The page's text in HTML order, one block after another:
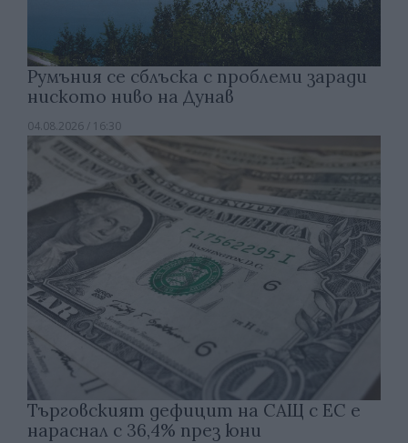
Румъния се сблъска с проблеми заради
ниското ниво на Дунав
04.08.2026 / 16:30
Търговският дефицит на САЩ с ЕС е
нараснал с 36,4% през юни